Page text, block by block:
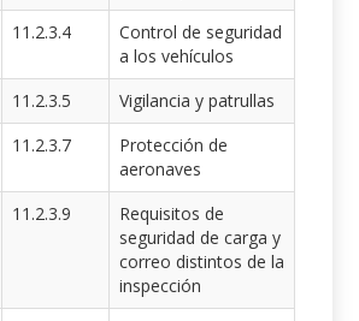
11.2.3.4
Control de seguridad
a los vehículos
11.2.3.5
Vigilancia y patrullas
11.2.3.7
Protección de
aeronaves
11.2.3.9
Requisitos de
seguridad de carga y
correo distintos de la
inspección